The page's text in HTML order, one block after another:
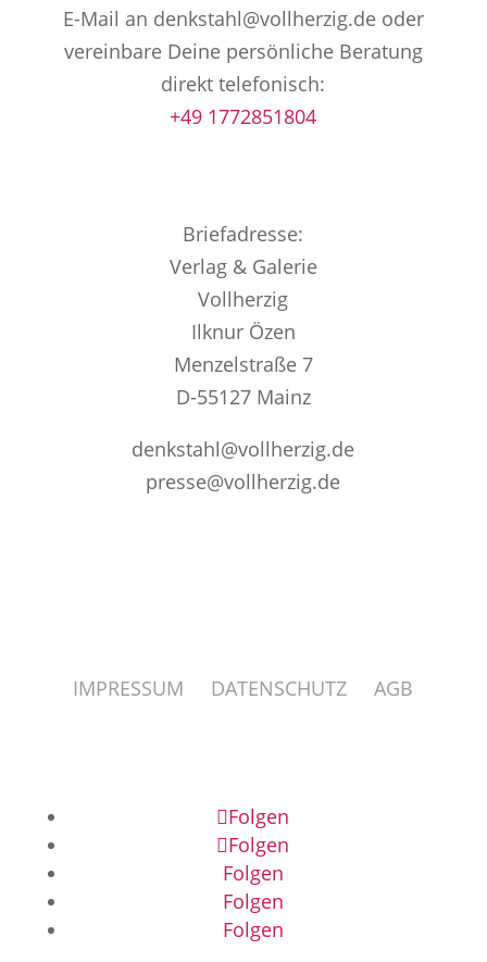
E-Mail an denkstahl@vollherzig.de oder
vereinbare Deine persönliche Beratung
direkt telefonisch:
+49 1772851804
Briefadresse:
Verlag & Galerie
Vollherzig
Ilknur Özen
Menzelstraße 7
D-55127 Mainz
denkstahl@vollherzig.de
presse@vollherzig.de
IMPRESSUM DATENSCHUTZ AGB
Folgen
Folgen
Folgen
Folgen
Folgen